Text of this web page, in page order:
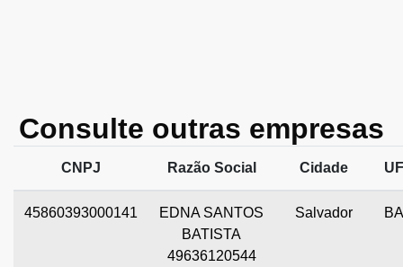
Consulte outras empresas
CNPJ Razão Social Cidade UF
45860393000141
EDNA SANTOS
BATISTA
49636120544
Salvador BA